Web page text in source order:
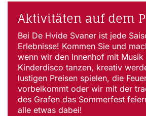
Aktivitäten auf dem
Bei De Hvide Svaner ist jede
Erlebnisse! Kommen Sie und
wenn wir den Innenhof mit
Kinderdisco tanzen, kreativ
lustigen Preisen spielen, die
vorbeikommt oder wir mit der
des Grafen das Sommerfest
alle etwas dabei!